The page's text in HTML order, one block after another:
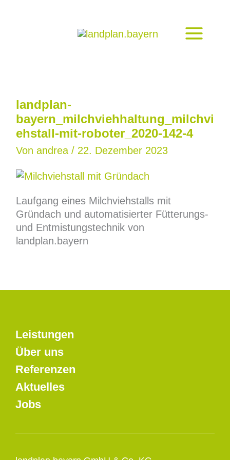
landplan-
bayern_milchviehhaltung_milchvi
ehstall-mit-roboter_2020-142-4
Von andrea / 22. Dezember 2023
Laufgang eines Milchviehstalls mit
Gründach und automatisierter Fütterungs-
und Entmistungstechnik von
landplan.bayern
Leistungen
Über uns
Referenzen
Aktuelles
Jobs